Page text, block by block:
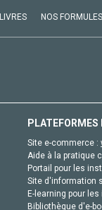
LIVRES NOS
PLATEFORMES
Site e-commerce :
Aide à la pratique
Portail pour les
Site d'information
E-learning pour
Bibliothèque d'e-